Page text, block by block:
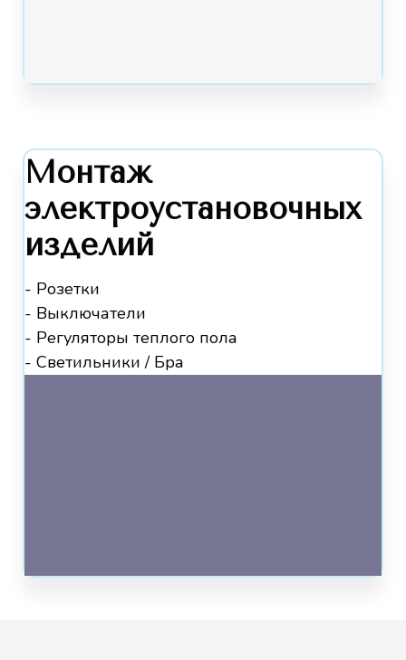
Монтаж
электроустановочных
изделий
- Розетки
- Выключатели
- Регуляторы теплого пола
- Светильники / Бра